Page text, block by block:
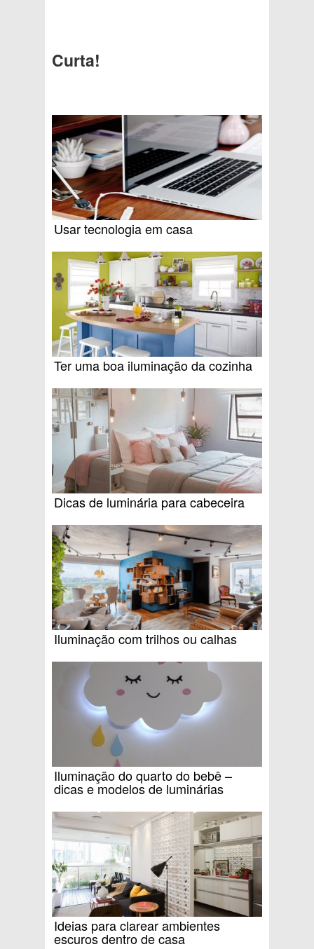
Curta!
Usar tecnologia em casa
Ter uma boa iluminação da cozinha
Dicas de luminária para cabeceira
Iluminação com trilhos ou calhas
Iluminação do quarto do bebê –
dicas e modelos de luminárias
Ideias para clarear ambientes
escuros dentro de casa